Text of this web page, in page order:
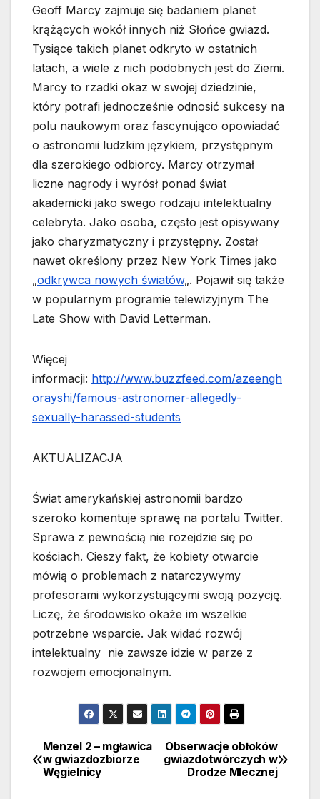
Geoff Marcy zajmuje się badaniem planet
krążących wokół innych niż Słońce gwiazd.
Tysiące takich planet odkryto w ostatnich
latach, a wiele z nich podobnych jest do Ziemi.
Marcy to rzadki okaz w swojej dziedzinie,
który potrafi jednocześnie odnosić sukcesy na
polu naukowym oraz fascynująco opowiadać
o astronomii ludzkim językiem, przystępnym
dla szerokiego odbiorcy. Marcy otrzymał
liczne nagrody i wyrósł ponad świat
akademicki jako swego rodzaju intelektualny
celebryta. Jako osoba, często jest opisywany
jako charyzmatyczny i przystępny. Został
nawet określony przez New York Times jako
„odkrywca nowych światów„. Pojawił się także
w popularnym programie telewizyjnym The
Late Show with David Letterman.
Więcej
informacji: http://www.buzzfeed.com/azeengh
orayshi/famous-astronomer-allegedly-
sexually-harassed-students
AKTUALIZACJA
Świat amerykańskiej astronomii bardzo
szeroko komentuje sprawę na portalu Twitter.
Sprawa z pewnością nie rozejdzie się po
kościach. Cieszy fakt, że kobiety otwarcie
mówią o problemach z natarczywymy
profesorami wykorzystującymi swoją pozycję.
Liczę, że środowisko okaże im wszelkie
potrzebne wsparcie. Jak widać rozwój
intelektualny nie zawsze idzie w parze z
rozwojem emocjonalnym.
Nawigacja
wpisu
Obserwacje obłoków
gwiazdotwórczych w
Drodze Mlecznej
Menzel 2 – mgławica
w gwiazdozbiorze
Węgielnicy